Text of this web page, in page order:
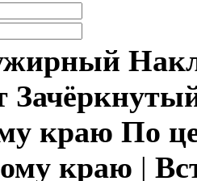
краю По
краю |